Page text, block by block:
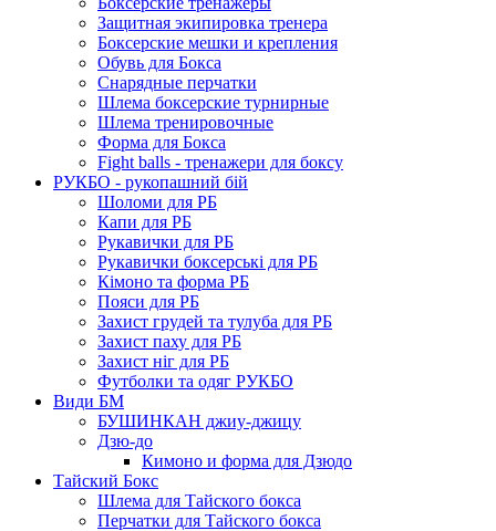
Защитная экипировка тренера
Боксерские мешки и крепления
Обувь для Бокса
Снарядные перчатки
Шлема боксерские турнирные
Шлема тренировочные
Форма для Бокса
Fight balls - тренажери для боксу
РУКБО - рукопашний бій
Шоломи для РБ
Капи для РБ
Рукавички для РБ
Рукавички боксерські для РБ
Кімоно та форма РБ
Пояси для РБ
Захист грудей та тулуба для РБ
Захист паху для РБ
Захист ніг для РБ
Футболки та одяг РУКБО
Види БМ
БУШИНКАН джиу-джицу
Дзю-до
Кимоно и форма для Дзюдо
Тайский Бокс
Шлема для Тайского бокса
Перчатки для Тайского бокса